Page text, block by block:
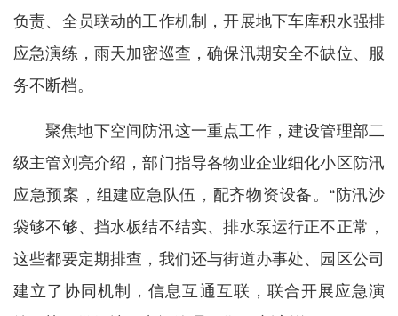
负责、全员联动的工作机制，开展地下车库积水强排
应急演练，雨天加密巡查，确保汛期安全不缺位、服
务不断档。
聚焦地下空间防汛这一重点工作，建设管理部二
级主管刘亮介绍，部门指导各物业企业细化小区防汛
应急预案，组建应急队伍，配齐物资设备。“防汛沙
袋够不够、挡水板结不结实、排水泵运行正不正常，
这些都要定期排查，我们还与街道办事处、园区公司
建立了协同机制，信息互通互联，联合开展应急演